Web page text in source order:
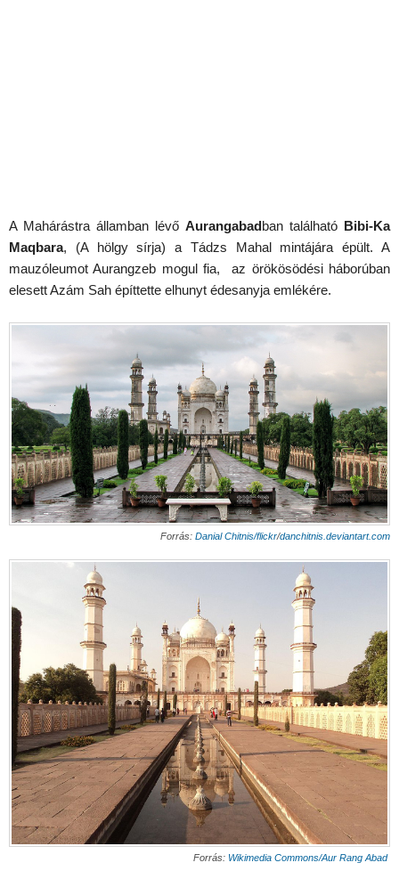
A Mahárástra államban lévő Aurangabadban található Bibi-Ka
Maqbara, (A hölgy sírja) a Tádzs Mahal mintájára épült. A
mauzóleumot Aurangzeb mogul fia, az örökösödési háborúban
elesett Azám Sah építtette elhunyt édesanyja emlékére.
Forrás: Danial Chitnis/flickr/danchitnis.deviantart.com
Forrás: Wikimedia Commons/Aur Rang Abad